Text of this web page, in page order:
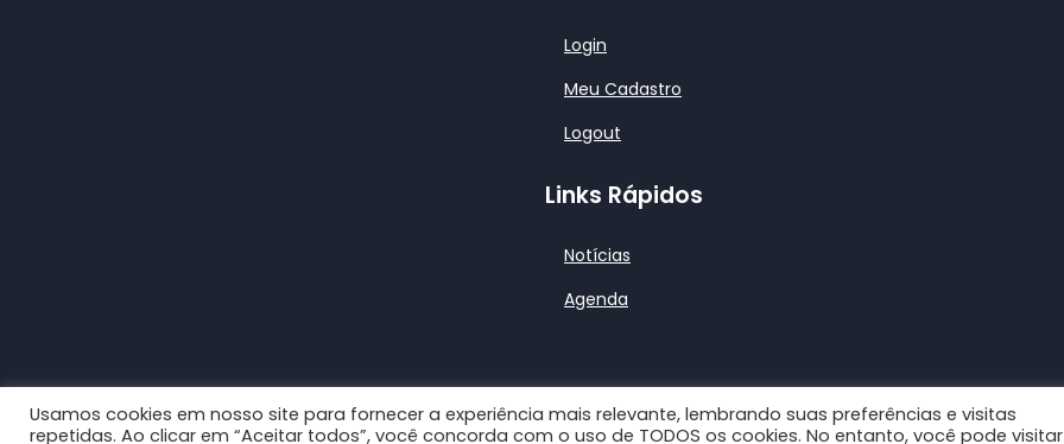
Login
Meu Cadastro
Logout
Links Rápidos
Notícias
Agenda
© 2026CCBL Câmara Brasil-Líbano |Bootstrap Wordpress Theme
Usamos cookies em nosso site para fornecer a experiência mais relevante, lembrando suas preferências e visitas
repetidas. Ao clicar em “Aceitar todos”, você concorda com o uso de TODOS os cookies. No entanto, você pode visitar